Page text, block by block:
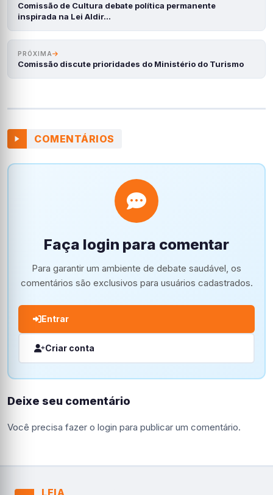
Comissão de Cultura debate política permanente
inspirada na Lei Aldir…
PRÓXIMA
Comissão discute prioridades do Ministério do Turismo
COMENTÁRIOS
Faça login para comentar
Para garantir um ambiente de debate saudável, os
comentários são exclusivos para usuários cadastrados.
Entrar
Criar conta
Deixe seu comentário
Você precisa fazer o login para publicar um comentário.
LEIA